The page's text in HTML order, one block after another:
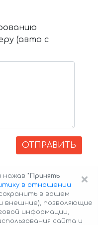
(авто с
ОТПРАВИТЬ
×
нажав "Принять
в отношении
в вашем
внешние), позволяющие
информации,
сайта и